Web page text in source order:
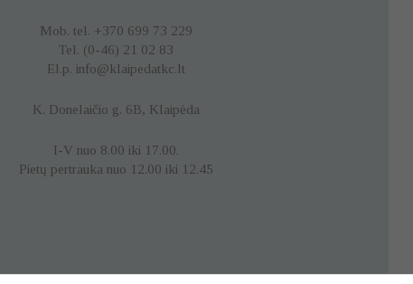
Mob. tel. +370 699 73 229
Tel. (0-46) 21 02 83
El.p. info@klaipedatkc.lt
K. Donelaičio g. 6B, Klaipėda
I-V nuo 8.00 iki 17.00.
Pietų pertrauka nuo 12.00 iki 12.45